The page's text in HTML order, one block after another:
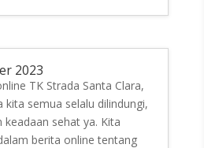
2023
TK Strada Santa Clara,
kita semua selalu dilindungi,
keadaan sehat ya. Kita
berita online tentang